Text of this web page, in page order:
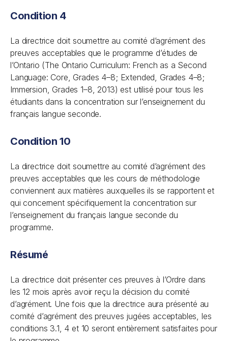
Condition 4
La directrice doit soumettre au comité d’agrément des
preuves acceptables que le programme d’études de
l’Ontario (The Ontario Curriculum: French as a Second
Language: Core, Grades 4–8; Extended, Grades 4–8;
Immersion, Grades 1–8, 2013) est utilisé pour tous les
étudiants dans la concentration sur l’enseignement du
français langue seconde.
Condition 10
La directrice doit soumettre au comité d’agrément des
preuves acceptables que les cours de méthodologie
conviennent aux matières auxquelles ils se rapportent et
qui concernent spécifiquement la concentration sur
l’enseignement du français langue seconde du
programme.
Résumé
La directrice doit présenter ces preuves à l’Ordre dans
les 12 mois après avoir reçu la décision du comité
d’agrément. Une fois que la directrice aura présenté au
comité d’agrément des preuves jugées acceptables, les
conditions 3.1, 4 et 10 seront entièrement satisfaites pour